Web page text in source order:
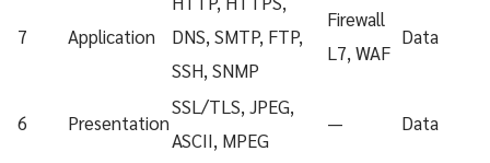
7 Application
DNS, SMTP, FTP,
SSH, SNMP
Firewall
L7, WAF
Data
6 Presentation
SSL/TLS, JPEG,
ASCII, MPEG
— Data